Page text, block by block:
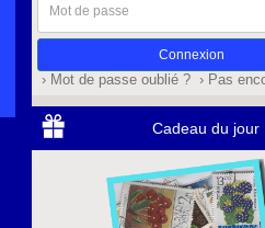
Identifiant
de
passe
› Mot de passe oublié ? › Pas
Cadeau du jour